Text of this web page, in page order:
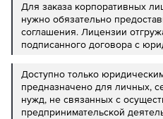
Для заказа корпоративных
нужно обязательно
соглашения. Лицензии
подписанного договора с
Доступно только
предназначено для личных,
нужд, не связанных с
предпринимательской